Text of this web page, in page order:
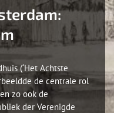
(‘Het Achtste
de centrale rol
zo ook de
der Verenigde